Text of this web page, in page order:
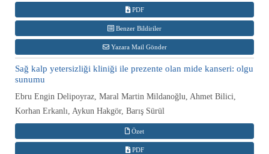
PDF
Benzer Bildiriler
Yazara Mail Gönder
Sağ kalp yetersizliği kliniği ile prezente olan mide kanseri: olgu
sunumu
Ebru Engin Delipoyraz, Maral Martin Mildanoğlu, Ahmet Bilici,
Korhan Erkanlı, Aykun Hakgör, Barış Sürül
Özet
PDF